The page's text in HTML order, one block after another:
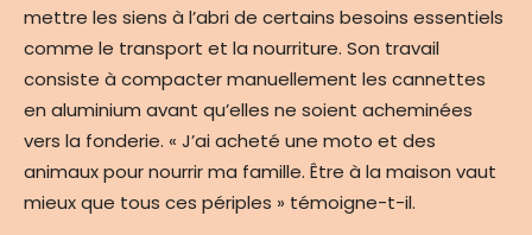
mettre les siens à l’abri de certains besoins essentiels
comme le transport et la nourriture. Son travail
consiste à compacter manuellement les cannettes
en aluminium avant qu’elles ne soient acheminées
vers la fonderie. « J’ai acheté une moto et des
animaux pour nourrir ma famille. Être à la maison vaut
mieux que tous ces périples » témoigne-t-il.